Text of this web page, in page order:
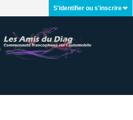
S'identifier ou s'inscrire